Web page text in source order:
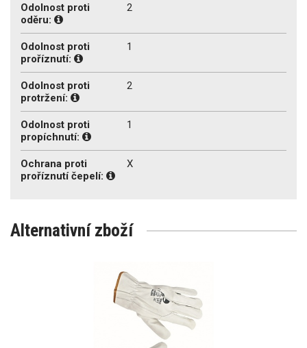
Odolnost proti
oděru:
2
Odolnost proti
proříznutí:
1
Odolnost proti
protržení:
2
Odolnost proti
propíchnutí:
1
Ochrana proti
proříznutí čepelí:
X
Alternativní zboží